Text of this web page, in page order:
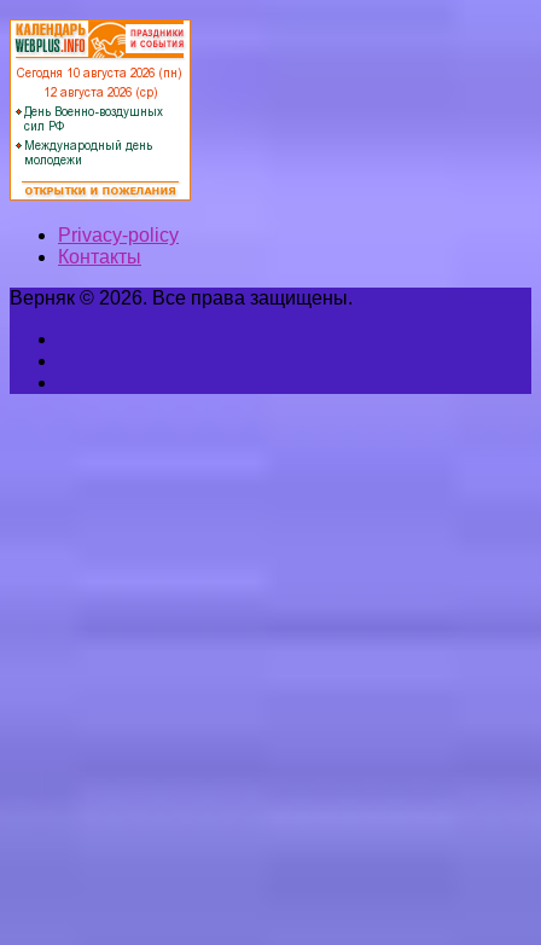
Privacy-policy
Контакты
Верняк © 2026. Все права защищены.